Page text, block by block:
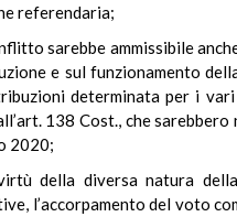
referendaria;
sarebbe ammissibile
e sul funzionamento
determinata per i
138 Cost., che sarebbero
2020;
della diversa natura
l’accorpamento del voto